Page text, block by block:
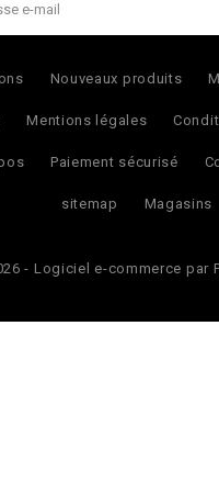
Nouveaux produits
Mentions légales
Paiement sécurisé
sitemap Magasins
- Logiciel e-commerce par